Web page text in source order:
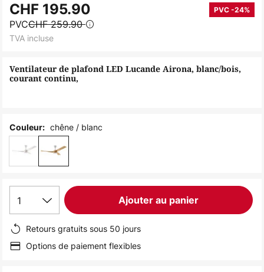
to
the
beginning
the
images
Ventilateur de plafond LED Lucande Airona, blanc/bois,
courant continu,
CHF 195.90 PVC -24%
PVCCHF 259.90
TVA incluse
Couleur: chêne / blanc
1 Ajouter au panier
Retours gratuits sous 50 jours
Options de paiement flexibles